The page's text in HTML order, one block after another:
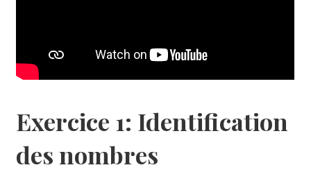
Exercice 1: Identification
des nombres